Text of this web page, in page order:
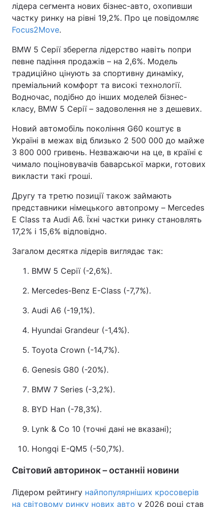
лідера сегмента нових бізнес-авто, охопивши
частку ринку на рівні 19,2%. Про це повідомляє
Focus2Move.
BMW 5 Серії зберегла лідерство навіть попри
певне падіння продажів – на 2,6%. Модель
традиційно цінують за спортивну динаміку,
преміальний комфорт та високі технології.
Водночас, подібно до інших моделей бізнес-
класу, BMW 5 Серії – задоволення не з дешевих.
Новий автомобіль покоління G60 коштує в
Україні в межах від близько 2 500 000 до майже
3 800 000 гривень. Незважаючи на це, в країні є
чимало поціновувачів баварської марки, готових
викласти такі гроші.
Другу та третю позиції також займають
представники німецького автопрому – Mercedes
E Class та Audi A6. Їхні частки ринку становлять
17,2% і 15,6% відповідно.
Загалом десятка лідерів виглядає так:
BMW 5 Серії (-2,6%).
Mercedes-Benz E-Class (-7,7%).
Audi A6 (-19,1%).
Hyundai Grandeur (-1,4%).
Toyota Crown (-14,7%).
Genesis G80 (-20%).
BMW 7 Series (-3,2%).
BYD Han (-78,3%).
Lynk & Co 10 (точні дані не вказані);
Hongqi E-QM5 (-50,7%).
Світовий авторинок – останніі новини
Лідером рейтингу найпопулярніших кросоверів
на світовому ринку нових авто у 2026 році став